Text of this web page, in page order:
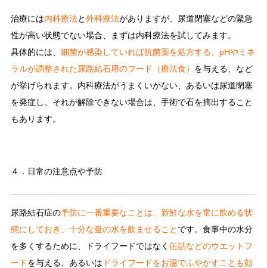
治療には内科療法と外科療法がありますが、尿道閉塞などの緊急
性が高い状態でない場合、まずは内科療法を試してみます。
具体的には、 細菌が感染していれば抗菌薬を処方する、pHやミネ
ラルが調整された尿路結石用のフード（療法食） を与える、など
が挙げられます。内科療法がうまくいかない、あるいは尿道閉塞
を発症し、それが解除できない場合は、手術で石を摘出すること
もあります。
４．日常の注意点や予防
尿路結石症の予防に一番重要なことは、新鮮な水を常に飲める状
態にしておき、十分な量の水を飲ませること です。食事中の水分
を多くするために、ドライフードではなく 缶詰などのウエットフ
ードを与える、あるいは ドライフードをお湯でふやかすことも効